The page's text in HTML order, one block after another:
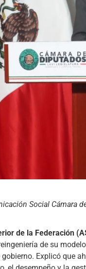
Social Cámara
de la Federación
de su
Explicó que